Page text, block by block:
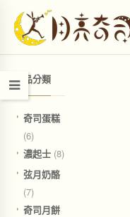
產品分類
奇司蛋糕
(6)
濃起士 (8)
弦月奶酪
(7)
奇司月餅